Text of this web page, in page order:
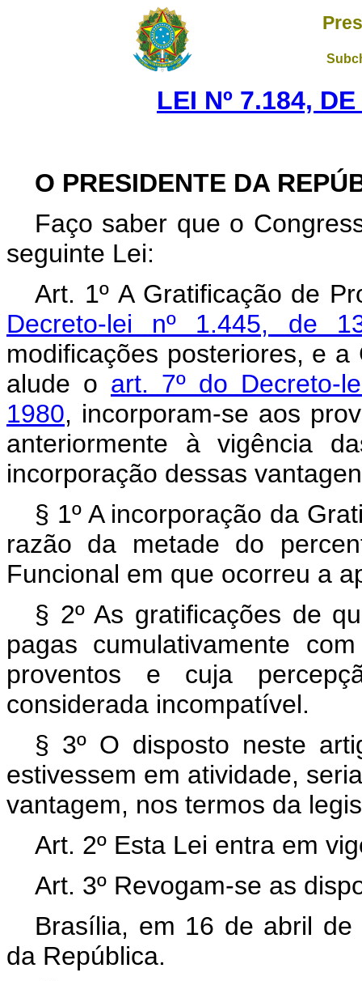
LEI Nº 7.184,
O PRESIDENTE DA
Faço saber que o
seguinte Lei:
Art. 1º A Gratificação de
Decreto-lei nº 1.445, de
modificações posteriores, e
alude o art. 7º do Decreto-
1980, incorporam-se aos
anteriormente à vigência
incorporação dessas
§ 1º A incorporação da
razão da metade do
Funcional em que ocorreu a
§ 2º As gratificações de
pagas cumulativamente
proventos e cuja
considerada incompatível.
§ 3º O disposto neste
estivessem em atividade,
vantagem, nos termos da
Art. 2º Esta Lei entra em
Art. 3º Revogam-se as
Brasília, em 16 de abril de
da República.